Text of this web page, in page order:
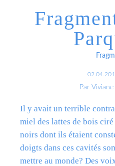
Par
Il y avait un terrible
miel des lattes de bois
noirs dont ils étaient
doigts dans ces cavités
mettre au monde? Des